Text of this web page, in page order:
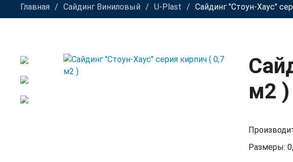
Главная Сайдинг Виниловый U-Plast Сайдинг "Стоун-Хаус"
м2 )
Размеры: